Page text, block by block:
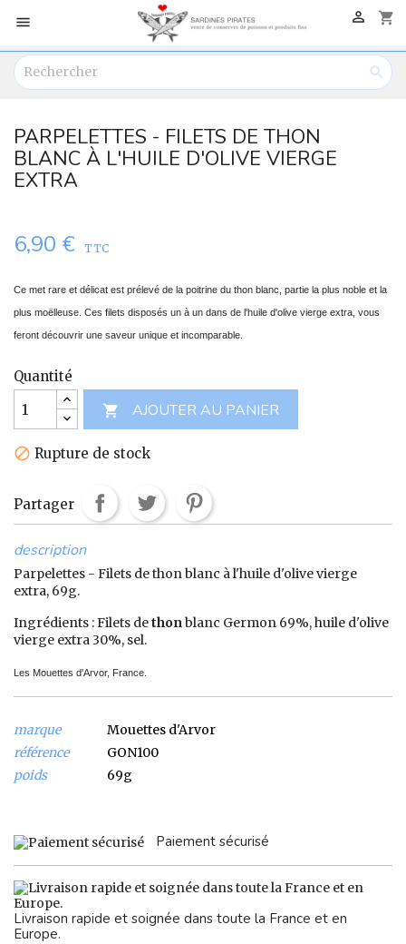
 shopping_cart


PARPELETTES - FILETS DE THON
BLANC À L'HUILE D'OLIVE VIERGE
EXTRA
6,90 € TTC
Ce met rare et délicat est prélevé de la poitrine du thon blanc, partie la plus noble et la
plus moëlleuse. Ces filets disposés un à un dans de l'huile d'olive vierge extra, vous
feront découvrir une saveur unique et incomparable.
Quantité

AJOUTER AU PANIER
 Rupture de stock
Partager
description
Parpelettes - Filets de thon blanc à l'huile d'olive vierge
extra, 69g.
Ingrédients : Filets dethonblanc Germon 69%, huile d'olive
vierge extra 30%, sel.
Les Mouettes d'Arvor, France.
marque
Mouettes d'Arvor
référence
GON100
poids
69g
Paiement sécurisé
Livraison rapide et soignée dans toute la France et en
Europe.